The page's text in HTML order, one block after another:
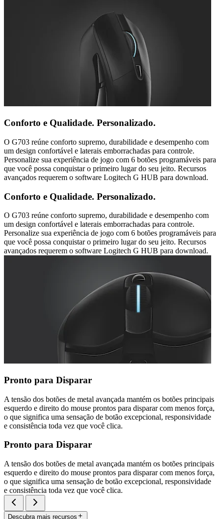
Conforto e Qualidade. Personalizado.
O G703 reúne conforto supremo, durabilidade e desempenho com
um design confortável e laterais emborrachadas para controle.
Personalize sua experiência de jogo com 6 botões programáveis para
que você possa conquistar o primeiro lugar do seu jeito. Recursos
avançados requerem o software Logitech G HUB para download.
Conforto e Qualidade. Personalizado.
O G703 reúne conforto supremo, durabilidade e desempenho com
um design confortável e laterais emborrachadas para controle.
Personalize sua experiência de jogo com 6 botões programáveis para
que você possa conquistar o primeiro lugar do seu jeito. Recursos
avançados requerem o software Logitech G HUB para download.
Pronto para Disparar
A tensão dos botões de metal avançada mantém os botões principais
esquerdo e direito do mouse prontos para disparar com menos força,
o que significa uma sensação de botão excepcional, responsividade
e consistência toda vez que você clica.
Pronto para Disparar
A tensão dos botões de metal avançada mantém os botões principais
esquerdo e direito do mouse prontos para disparar com menos força,
o que significa uma sensação de botão excepcional, responsividade
e consistência toda vez que você clica.
Descubra mais recursos